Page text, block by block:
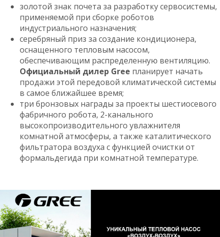
золотой знак почета за разработку сервосистемы,
применяемой при сборке роботов
индустриального назначения;
серебряный приз за создание кондиционера,
оснащенного тепловым насосом,
обеспечивающим распределенную вентиляцию.
Официальный дилер Gree планирует начать
продажи этой передовой климатической системы
в самое ближайшее время;
три бронзовых награды за проекты шестиосевого
фабричного робота, 2-канального
высокопроизводительного увлажнителя
комнатной атмосферы, а также каталитического
фильтратора воздуха с функцией очистки от
формальдегида при комнатной температуре.